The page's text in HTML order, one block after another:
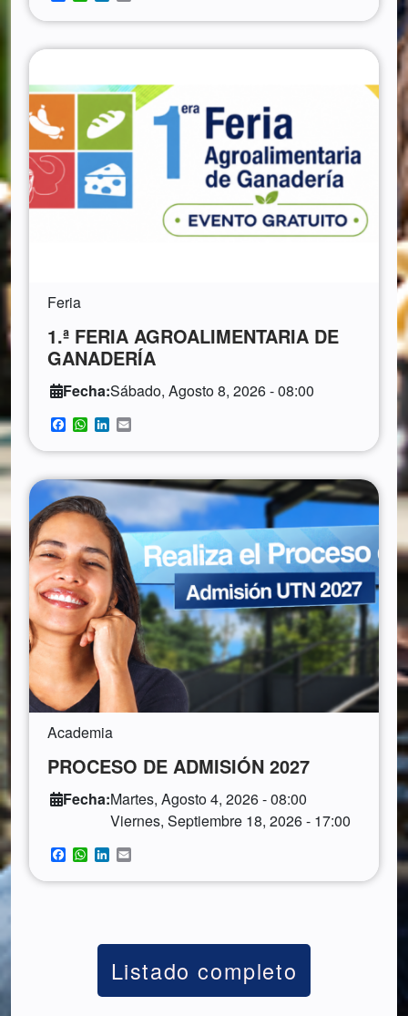
Feria
1.ª FERIA AGROALIMENTARIA DE
GANADERÍA
Fecha:Sábado, Agosto 8, 2026 - 08:00
Facebook
WhatsApp
LinkedIn
Academia
PROCESO DE ADMISIÓN 2027
Fecha:Martes, Agosto 4, 2026 - 08:00
Viernes, Septiembre 18, 2026 - 17:00
Facebook
WhatsApp
LinkedIn
Listado completo